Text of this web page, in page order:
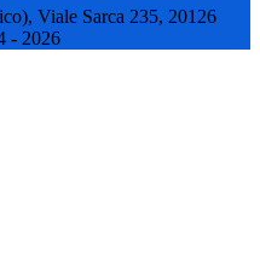
Viale Sarca 235, 20126
- 2026